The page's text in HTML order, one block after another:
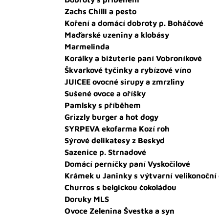
Zachs Chilli a pesto
Koření a domácí dobroty p. Boháčové
Maďarské uzeniny a klobásy
Marmelinda
Korálky a bižuterie paní Vobroníkové
Škvarkové tyčinky a rybízové víno
JUICEE ovocné sirupy a zmrzliny
Sušené ovoce a oříšky
Pamlsky s příběhem
Grizzly burger a hot dogy
SYRPEVA ekofarma Kozí roh
Sýrové delikatesy z Beskyd
Sazenice p. Strnadové
Domácí perníčky paní Vyskočilové
Krámek u Janinky s výtvarní velikonoční
Churros s belgickou čokoládou
Doruky MLS
Ovoce Zelenina Švestka a syn